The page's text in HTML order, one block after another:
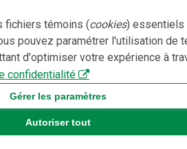
fichiers témoins (cookies) essentiels
pouvez paramétrer l'utilisation de
d'optimiser votre expérience à
confidentialité
Gérer les paramètres
Autoriser tout